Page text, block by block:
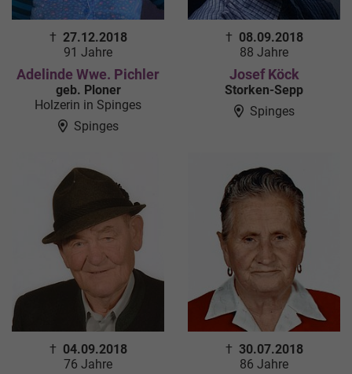
† 27.12.2018
91 Jahre
Adelinde Wwe. Pichler
geb. Ploner
Holzerin in Spinges
Spinges
† 08.09.2018
88 Jahre
Josef Köck
Storken-Sepp
Spinges
† 04.09.2018
76 Jahre
† 30.07.2018
86 Jahre